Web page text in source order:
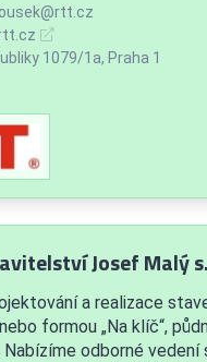
1079/1a, Praha 1
Josef Malý
a realizace
formou „Na klíč“,
odborné